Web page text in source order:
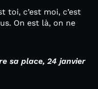
toi, c’est moi, c’est
On est là, on ne
sa place, 24 janvier